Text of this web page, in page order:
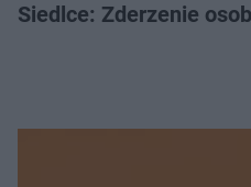
Siedlce: Zderzenie